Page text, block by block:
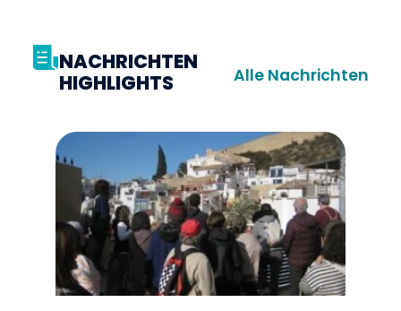
NACHRICHTEN
HIGHLIGHTS
Alle Nachrichten